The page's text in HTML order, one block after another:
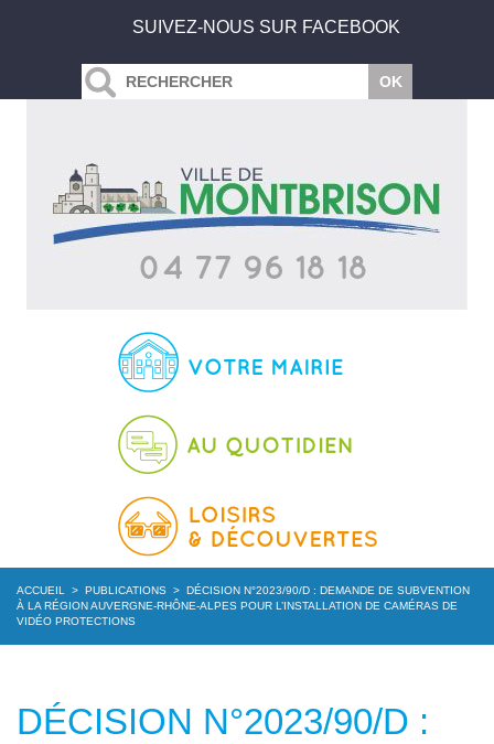
SUIVEZ-NOUS SUR FACEBOOK
ACCUEIL > PUBLICATIONS > DÉCISION N°2023/90/D : DEMANDE DE SUBVENTION
À LA RÉGION AUVERGNE-RHÔNE-ALPES POUR L’INSTALLATION DE CAMÉRAS DE
VIDÉO PROTECTIONS
DÉCISION N°2023/90/D :